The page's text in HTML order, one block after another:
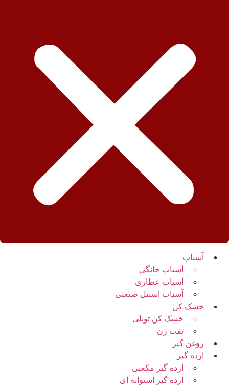
آسیاب
آسیاب خانگی
آسیاب عطاری
آسیاب استیل صنعتی
خشک کن
خشک کن تونلی
تفت زن
روغن گیر
ارده گیر
ارده گیر مکعبی
ارده گیر استوانه ای